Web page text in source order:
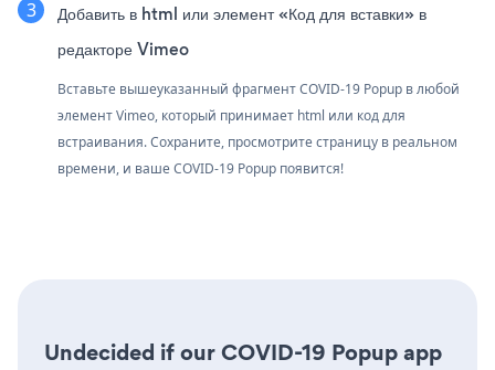
Добавить в html или элемент «Код для вставки» в
редакторе Vimeo
Вставьте вышеуказанный фрагмент COVID-19 Popup в любой
элемент Vimeo, который принимает html или код для
встраивания. Сохраните, просмотрите страницу в реальном
времени, и ваше COVID-19 Popup появится!
Undecided if our COVID-19 Popup app